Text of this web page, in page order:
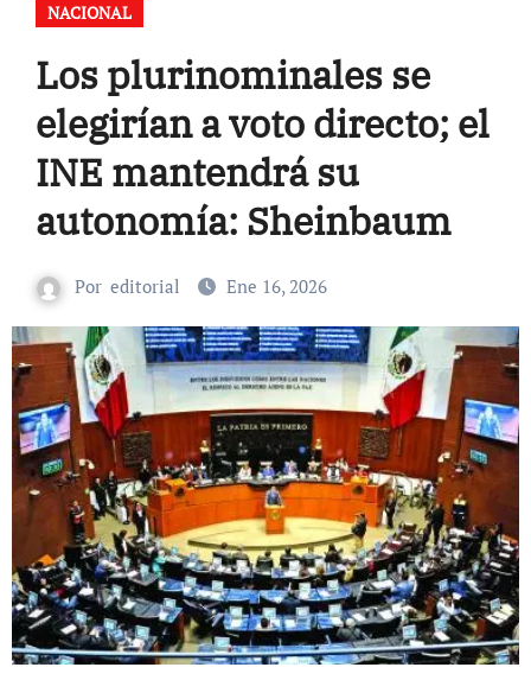
NACIONAL
Los plurinominales se
elegirían a voto directo; el
INE mantendrá su
autonomía: Sheinbaum
Por editorial Ene 16, 2026